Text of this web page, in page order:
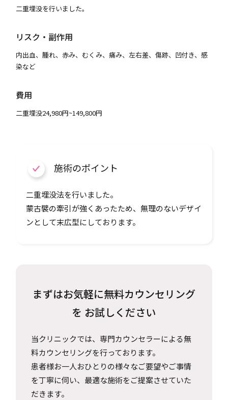
二重埋没を行いました。
リスク・副作用
内出血、腫れ、赤み、むくみ、痛み、左右差、傷跡、凹付き、感
染など
費用
二重埋没24,980円~149,800円
施術のポイント
二重埋没法を行いました。
蒙古襞の牽引が強くあったため、無理のないデザイ
ンとして末広型にしております。
まずはお気軽に無料カウンセリング
を お試しください
当クリニックでは、専門カウンセラーによる無
料カウンセリングを行っております。
患者様お一人おひとりの様々なご要望やご事情
を丁寧に伺い、最適な施術をご提案させていた
だきます。